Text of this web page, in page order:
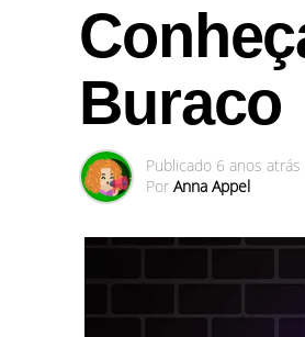
Buraco
Publicado 6 anos atrás
Por Anna Appel